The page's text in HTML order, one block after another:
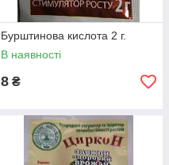
Бурштинова кислота 2 г.
В наявності
8 ₴